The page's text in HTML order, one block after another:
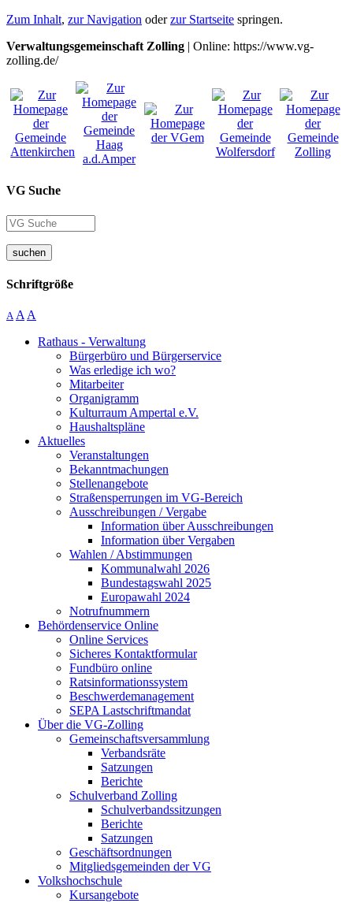
Zum Inhalt, zur Navigation oderzur Startseite springen.
Verwaltungsgemeinschaft Zolling | Online: https://www.vg-
zolling.de/
VG Suche
suchen
Schriftgröße
A A A
Rathaus - Verwaltung
Bürgerbüro und Bürgerservice
Was erledige ich wo?
Mitarbeiter
Organigramm
Kulturraum Ampertal e.V.
Haushaltspläne
Aktuelles
Veranstaltungen
Bekanntmachungen
Stellenangebote
Straßensperrungen im VG-Bereich
Ausschreibungen / Vergabe
Information über Ausschreibungen
Information über Vergaben
Wahlen / Abstimmungen
Kommunalwahl 2026
Bundestagswahl 2025
Europawahl 2024
Notrufnummern
Behördenservice Online
Online Services
Sicheres Kontaktformular
Fundbüro online
Ratsinformationssystem
Beschwerdemanagement
SEPA Lastschriftmandat
Über die VG-Zolling
Gemeinschaftsversammlung
Verbandsräte
Satzungen
Berichte
Schulverband Zolling
Schulverbandssitzungen
Berichte
Satzungen
Geschäftsordnungen
Mitgliedsgemeinden der VG
Volkshochschule
Kursangebote